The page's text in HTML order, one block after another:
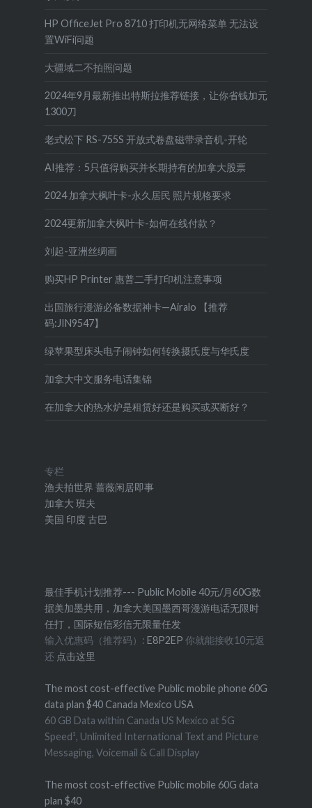
HP OfficeJet Pro 8710 打印机无网络菜单 无法设
置WiFi问题
大疆域二不拍照问题
2024年9月最新推出特斯拉推荐链接，让你省钱加元
1300刀
老式松下 RS-755S 开放式卷盘磁带录音机-开轮
AI推荐：5只值得购买并长期持有的加拿大股票
2024 加拿大枫叶卡-永久居民 照片规格要求
2024更新加拿大枫叶卡-如何在线付款？
刘起-亚洲丝绸画
购买HP Printer 惠普二手打印机注意事项
出国旅行漫游必备数据神卡—Airalo 【推荐
码:JIN9547】
绿苹果型床头电子闹钟如何转换摄氏度与华氏度
加拿大中文服务电话集锦
在加拿大的热水炉是租赁好还是购买或买断好？
专栏
渔夫拍世界 蔷薇闲居即事
加拿大 班夫
美国 印度 古巴
最佳手机计划推荐--- Public Mobile 40元/月60G数
据美加墨共用，加拿大美国墨西哥漫游电话无限时
任打，国际短信彩信无限量任发
输入优惠码（推荐码）: E8P2EP 你就能接收10元返
还 点击这里
The most cost-effective Public mobile phone 60G
data plan $40 Canada Mexico USA
60 GB Data within Canada US Mexico at 5G
Speed¹, Unlimited International Text and Picture
Messaging, Voicemail & Call Display
The most cost-effective Public mobile 60G data
plan $40